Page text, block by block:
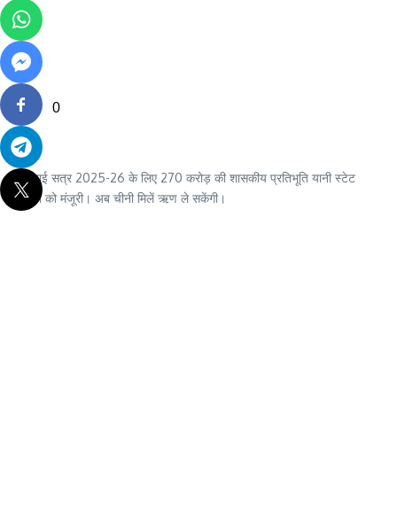
0
1: पेराई सत्र 2025-26 के लिए 270 करोड़ की शासकीय प्रतिभूति यानी स्टेट
गारंटी को मंजूरी। अब चीनी मिलें ऋण ले सकेंगी।